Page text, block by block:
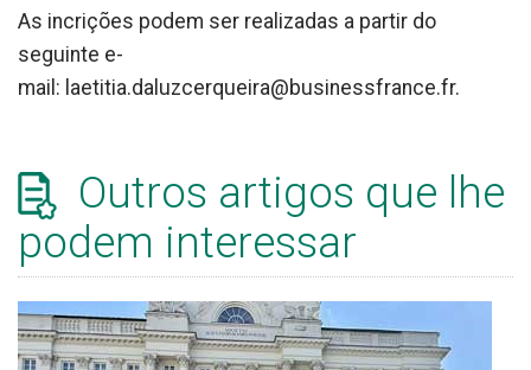
As incrições podem ser realizadas a partir do
seguinte e-
mail: laetitia.daluzcerqueira@businessfrance.fr.
Outros artigos que lhe
podem interessar